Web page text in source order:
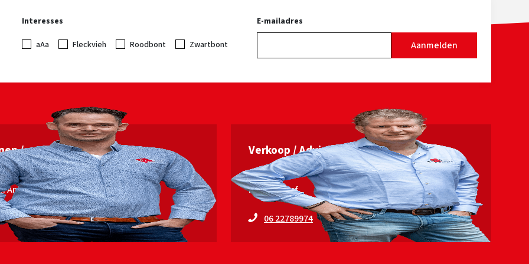
Solocup Red vererft een
uitstekende melkproductie en
dochtervruchtbaarheid zet hij
een nieuwe standaard binnen het
roodbontsegment, met een
indrukwekkende +2.2 voor CCR.
Zijn exterieur is uitstekend in
balans en geeft een krachtig,
uniform totaalbeeld. Solocup Red
vererft mooi hellende kruizen en
de gewenste beenstructuur met
Interesses
aAa
Fleckvieh Roodbont Zwartbont
E-mailadres
Aanmelden
/ vruchtbaarheids­
Ankum
Verkoop / Advies
Erwin Elshof
06 22789974